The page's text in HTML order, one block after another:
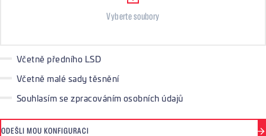
Vyberte soubory
Včetně předního LSD
Včetně malé sady těsnění
Souhlasím se zpracováním osobních údajů
ODEŠLI MOU KONFIGURACI